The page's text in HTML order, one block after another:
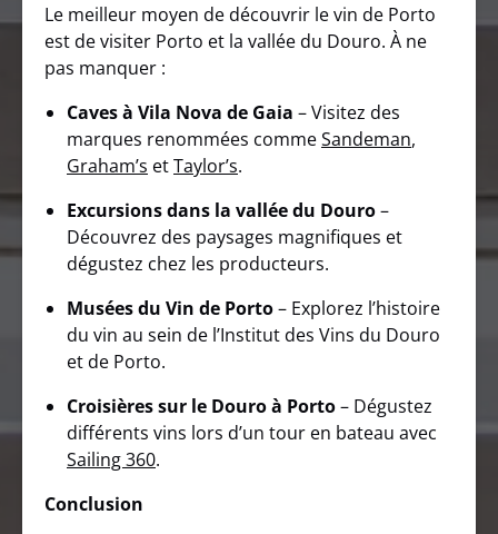
Le meilleur moyen de découvrir le vin de Porto
est de visiter Porto et la vallée du Douro. À ne
pas manquer :
Caves à Vila Nova de Gaia – Visitez des
marques renommées commeSandeman,
Graham’s etTaylor’s.
Excursions dans la vallée du Douro–
Découvrez des paysages magnifiques et
dégustez chez les producteurs.
Musées du Vin de Porto– Explorez l’histoire
du vin au sein de l’Institut des Vins du Douro
et de Porto.
Croisières sur le Douro à Porto– Dégustez
différents vins lors d’un tour en bateau avec
Sailing 360.
Conclusion